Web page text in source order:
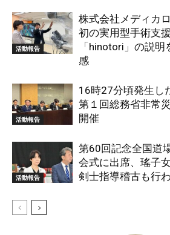
活動報告
株式会社メディカ
初の実用型手術支
「hinotori」の説
感
活動報告
16時27分頃発生し
第１回総務省非常
開催
活動報告
第60回記念全国道
会式に出席、瑤子
剣士指導稽古も行